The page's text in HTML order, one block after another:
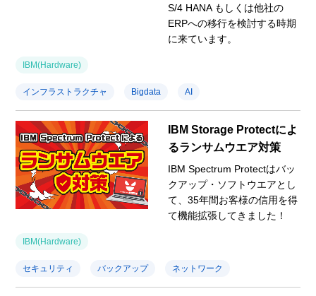
S/4 HANA もしくは他社の
ERPへの移行を検討する時期
に来ています。
IBM(Hardware)
インフラストラクチャ Bigdata AI
IBM Storage Protectによ
るランサムウエア対策
IBM Spectrum Protectはバッ
クアップ・ソフトウエアとし
て、35年間お客様の信用を得
て機能拡張してきました！
IBM(Hardware)
セキュリティ バックアップ ネットワーク